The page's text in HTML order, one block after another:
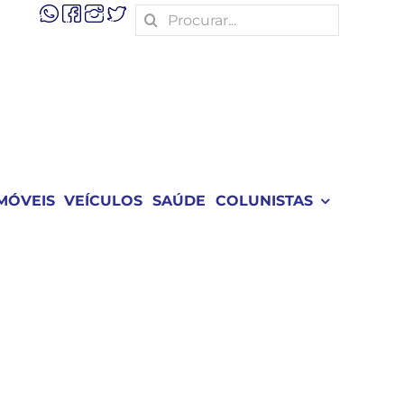
Search
for:
VEÍCULOS SAÚDE COLUNISTAS